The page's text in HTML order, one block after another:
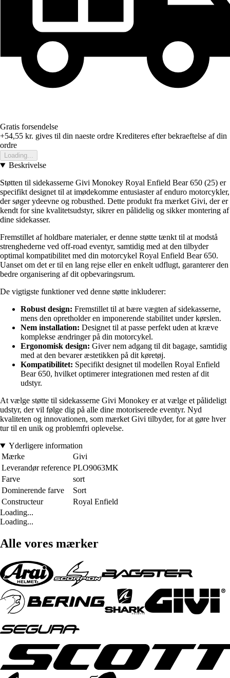
Gratis forsendelse
+54,55 kr. gives til din naeste ordre Krediteres efter bekraeftelse af din
ordre
Loading...
Beskrivelse
Støtten til sidekasserne Givi Monokey Royal Enfield Bear 650 (25) er
specifikt designet til at imødekomme entusiaster af enduro motorcykler,
der søger ydeevne og robusthed. Dette produkt fra mærket Givi, der er
kendt for sine kvalitetsudstyr, sikrer en pålidelig og sikker montering af
dine sidekasser.
Fremstillet af holdbare materialer, er denne støtte tænkt til at modstå
strenghederne ved off-road eventyr, samtidig med at den tilbyder
optimal kompatibilitet med din motorcykel Royal Enfield Bear 650.
Uanset om det er til en lang rejse eller en enkelt udflugt, garanterer den
bedre organisering af dit opbevaringsrum.
De vigtigste funktioner ved denne støtte inkluderer:
Robust design: Fremstillet til at bære vægten af sidekasserne,
mens den opretholder en imponerende stabilitet under kørslen.
Nem installation: Designet til at passe perfekt uden at kræve
komplekse ændringer på din motorcykel.
Ergonomisk design: Giver nem adgang til dit bagage, samtidig
med at den bevarer æstetikken på dit køretøj.
Kompatibilitet: Specifikt designet til modellen Royal Enfield
Bear 650, hvilket optimerer integrationen med resten af dit
udstyr.
At vælge støtte til sidekasserne Givi Monokey er at vælge et pålideligt
udstyr, der vil følge dig på alle dine motoriserede eventyr. Nyd
kvaliteten og innovationen, som mærket Givi tilbyder, for at gøre hver
tur til en unik og problemfri oplevelse.
Yderligere information
Mærke
Givi
Leverandør reference PLO9063MK
Farve
sort
Dominerende farve
Sort
Constructeur
Royal Enfield
Loading...
Loading...
Alle vores mærker